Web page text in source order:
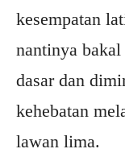
kesempatan
nantinya
dasar dan
kehebatan
lawan lima.